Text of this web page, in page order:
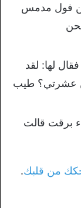
فول مدمس
لها: لقد
عشرتي؟ طيب
برقت قالت
من قلبك.